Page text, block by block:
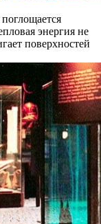
энергия не
поверхностей